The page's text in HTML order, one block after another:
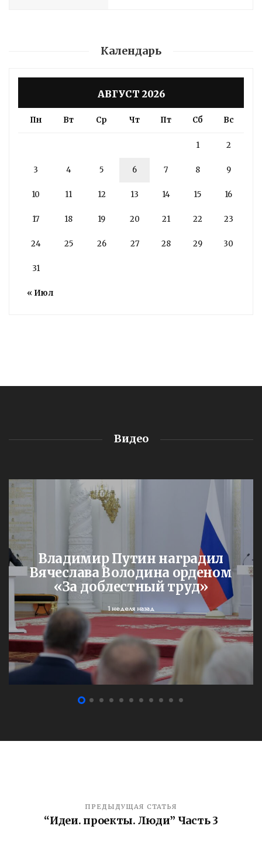
Календарь
АВГУСТ 2026
Пн Вт Ср Чт Пт Сб Вс
« Июл
1 2
3 4 5 6 7 8 9
10 11 12 13 14 15 16
17 18 19 20 21 22 23
24 25 26 27 28 29 30
31
Видео
Владимир Путин наградил
Вячеслава Володина орденом
«За доблестный труд»
1 неделя назад
ПРЕДЫДУЩАЯ СТАТЬЯ
“Идеи. проекты. Люди” Часть 3